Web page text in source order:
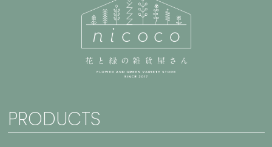
PRODUCTS